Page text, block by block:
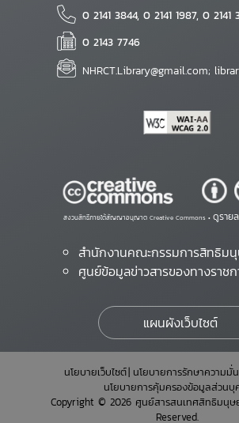
0 2141 3844, 0 2141 1987, 0 2141
0 2143 7746
NHRCT.Library@gmail.com;
สงวนสิทธิ์ภายใต้สัญญาอนุญาต Creative Commons • ดูราย
สำนักงานคณะกรรมการสิทธิม
ศูนย์ข้อมูลข่าวสารของทางราชก
แผนผังเว็บไซต์
นโยบายเว็บไซต์ นโยบายการรักษาความ
นโยบายการคุ้มครองข้อมูลส่วนบุ
Copyright © 2026 ศูนย์สารสนเทศสิทธิมนุษ
Reserved.